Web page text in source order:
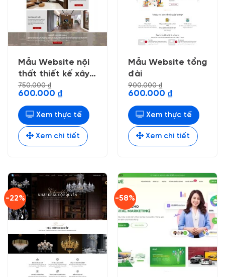
Mẫu Website nội
thất thiết kế xây
dựng 01
750.000₫
Giá
là:
750.000 ₫.
600.000 ₫Giá
hiện
tại
là:
600.000 ₫.
Xem thực tế
Xem chi tiết
Mẫu Website tổng
đài
900.000₫
Giá
là:
900.000 ₫.
600.000 ₫Giá
hiện
tại
là:
600.000 ₫.
Xem thực tế
Xem chi tiết
-22% -58%